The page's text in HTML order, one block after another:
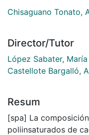
Chisaguano Tonato,
Director/Tutor
López Sabater,
Castellote Bargalló,
Resum
[spa] La
poliinsaturados de